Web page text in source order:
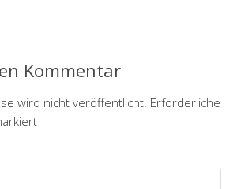
Kommentar
wird nicht veröffentlicht. Erforderliche